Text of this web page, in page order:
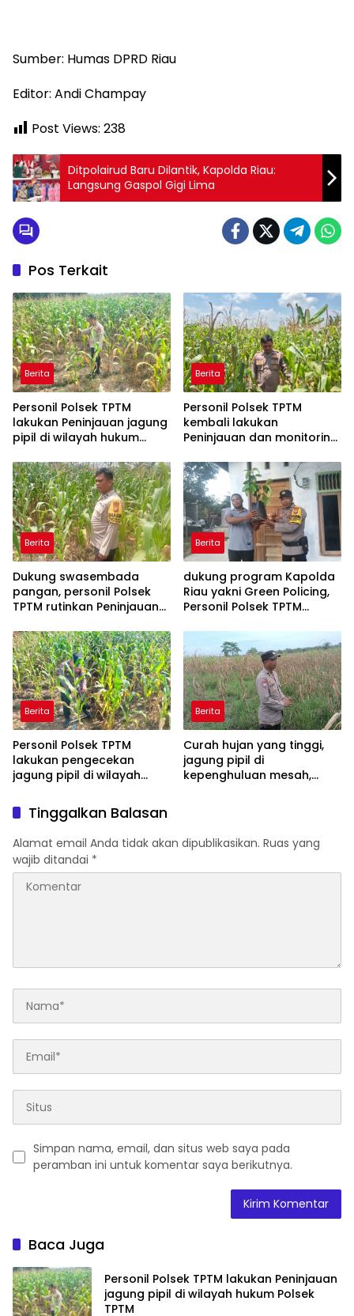
Sumber: Humas DPRD Riau
Editor: Andi Champay
Post Views: 238
Ditpolairud Baru Dilantik, Kapolda Riau:
Langsung Gaspol Gigi Lima
Pos Terkait
Berita
Personil Polsek TPTM
lakukan Peninjauan jagung
pipil di wilayah hukum
Berita
Personil Polsek TPTM
kembali lakukan
Peninjauan dan monitoring
wilayah hukum Polsek
TPTM
Berita
Dukung swasembada
pangan, personil Polsek
TPTM rutinkan Peninjauan
pipil di wilayah hukum
Polsek TPTM
Berita
dukung program Kapolda
Riau yakni Green Policing,
Personil Polsek TPTM
matoa kepada
masyarakat
Berita
Personil Polsek TPTM
lakukan pengecekan
jagung pipil di wilayah
Berita
Curah hujan yang tinggi,
jagung pipil di
kepenghuluan mesah,
cepat turun langsung
meninjau kelapangan
Tinggalkan Balasan
Alamat email Anda tidak akan dipublikasikan. Ruas yang
wajib ditandai *
Simpan nama, email, dan situs web saya pada
peramban ini untuk komentar saya berikutnya.
Baca Juga
Personil Polsek TPTM lakukan Peninjauan
jagung pipil di wilayah hukum Polsek
TPTM